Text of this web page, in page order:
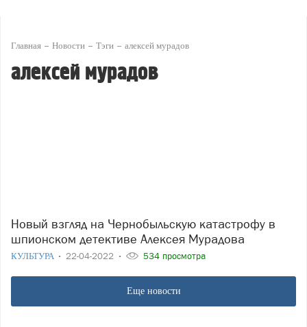
Главная Новости Тэги алексей мурадов
алексей мурадов
Новый взгляд на Чернобыльскую катастрофу в
шпионском детективе Алексея Мурадова
КУЛЬТУРА 22-04-2022 534 просмотра
Еще новости